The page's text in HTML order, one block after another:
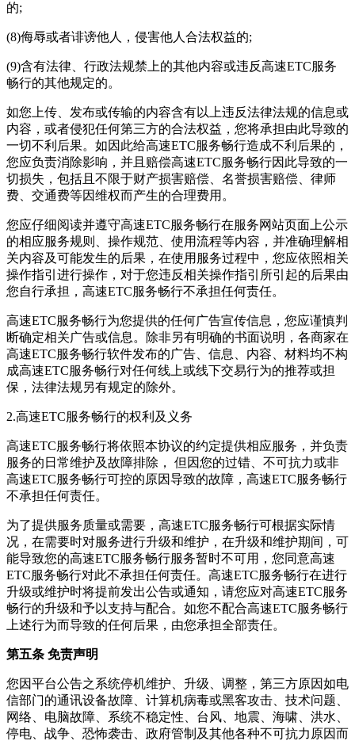
的;
(8)侮辱或者诽谤他人，侵害他人合法权益的;
(9)含有法律、行政法规禁上的其他内容或违反高速ETC服务
畅行的其他规定的。
如您上传、发布或传输的内容含有以上违反法律法规的信息或
内容，或者侵犯任何第三方的合法权益，您将承担由此导致的
一切不利后果。如因此给高速ETC服务畅行造成不利后果的，
您应负责消除影响，并且赔偿高速ETC服务畅行因此导致的一
切损失，包括且不限于财产损害赔偿、名誉损害赔偿、律师
费、交通费等因维权而产生的合理费用。
您应仔细阅读并遵守高速ETC服务畅行在服务网站页面上公示
的相应服务规则、操作规范、使用流程等内容，并准确理解相
关内容及可能发生的后果，在使用服务过程中，您应依照相关
操作指引进行操作，对于您违反相关操作指引所引起的后果由
您自行承担， 高速ETC服务畅行不承担任何责任。
高速ETC服务畅行为您提供的任何广告宣传信息，您应谨慎判
断确定相关广告或信息。除非另有明确的书面说明，各商家在
高速ETC服务畅行软件发布的广告、信息、内容、材料均不构
成高速ETC服务畅行对任何线上或线下交易行为的推荐或担
保，法律法规另有规定的除外。
2.高速ETC服务畅行的权利及义务
高速ETC服务畅行将依照本协议的约定提供相应服务，并负责
服务的日常维护及故障排除， 但因您的过错、不可抗力或非
高速ETC服务畅行可控的原因导致的故障， 高速ETC服务畅行
不承担任何责任。
为了提供服务质量或需要， 高速ETC服务畅行可根据实际情
况，在需要时对服务进行升级和维护，在升级和维护期间，可
能导致您的高速ETC服务畅行服务暂时不可用，您同意高速
ETC服务畅行对此不承担任何责任。 高速ETC服务畅行在进行
升级或维护时将提前发出公告或通知，请您应对高速ETC服务
畅行的升级和予以支持与配合。如您不配合高速ETC服务畅行
上述行为而导致的任何后果，由您承担全部责任。
第五条 免责声明
您因平台公告之系统停机维护、升级、调整，第三方原因如电
信部门的通讯设备故障、计算机病毒或黑客攻击、技术问题、
网络、电脑故障、系统不稳定性、台风、地震、海啸、洪水、
停电、战争、恐怖袭击、政府管制及其他各种不可抗力原因而